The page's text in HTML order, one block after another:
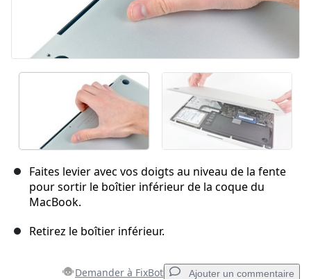
Faites levier avec vos doigts au niveau de la fente
pour sortir le boîtier inférieur de la coque du
MacBook.
Retirez le boîtier inférieur.
Demander à FixBot Ajouter un commentaire